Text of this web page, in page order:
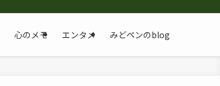
心のメモ エンタメ みどペンのblog